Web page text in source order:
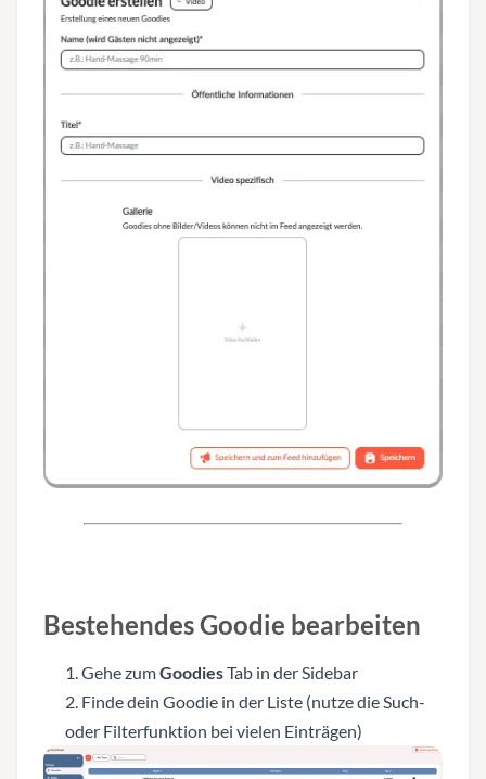
Bestehendes Goodie bearbeiten
Gehe zumGoodiesTab in der Sidebar
Finde dein Goodie in der Liste (nutze die Such-
oder Filterfunktion bei vielen Einträgen)